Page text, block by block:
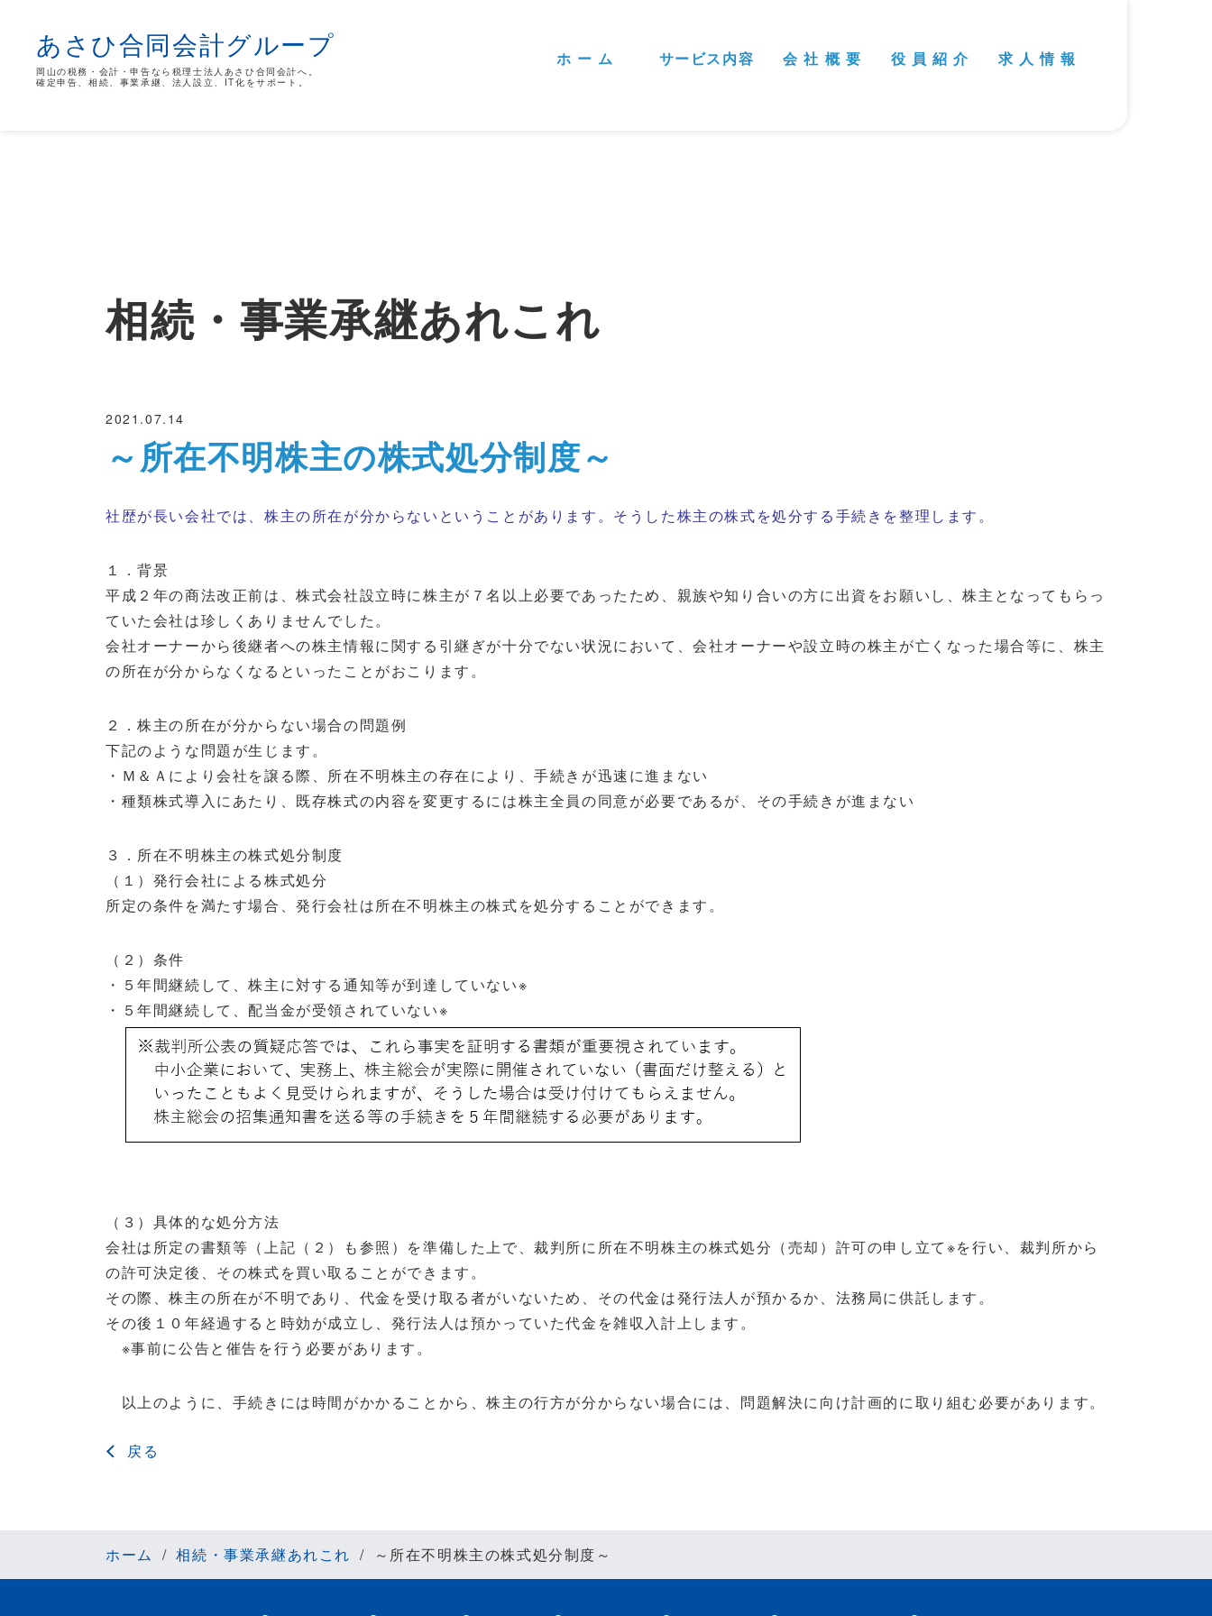
あさひ合同会計グループ
岡山の税務・会計・申告なら税理士法人あさひ合同会計へ。
確定申告、相続、事業承継、法人設立、IT化をサポート。
ホ ー ム サービス内容 会 社 概 要 役 員 紹 介 求 人 情 報
相続・事業承継あれこれ
2021.07.14
～所在不明株主の株式処分制度～
社歴が長い会社では、株主の所在が分からないということがあります。そうした株主の株式を処分する手続きを整理します。
１．背景
平成２年の商法改正前は、株式会社設立時に株主が７名以上必要であったため、 親族や知り合いの方に出資をお願いし、株主となってもらっ
ていた会社は珍しくありませんでした。
会社オーナーから後継者への株主情報に関する引継ぎが十分でない状況において、会社オーナーや設立時の株主が亡くなった場合等に、株主
の所在が分からなくなるといったことがおこります。
２．株主の所在が分からない場合の問題例
下記のような問題が生じます。
・Ｍ＆Ａにより会社を譲る際、所在不明株主の存在により、手続きが迅速に進まない
・種類株式導入にあたり、既存株式の内容を変更するには株主全員の同意が必要であるが、 その手続きが進まない
３． 所在不明株主の株式処分制度
（１） 発行会社による株式処分
所定の条件を満たす場合、発行会社は所在不明株主の株式を処分することができます。
（２） 条件
・５年間継続して、株主に対する通知等が到達していない※
・５年間継続して、配当金が受領されていない※
（３） 具体的な処分方法
会社は所定の書類等（上記（２）も参照）を準備した上で、裁判所に所在不明株主の株式処分（売却）許可の申し立て※を行い、裁判所から
の許可決定後、その株式を買い取ることができます。
その際、株主の所在が不明であり、代金を受け取る者がいないため、その代金は発行法人が預かるか、法務局に供託します。
その後１０年経過すると時効が成立し、発行法人は預かっていた代金を雑収入計上します。
※事前に公告と催告を行う必要があります。
以上のように、手続きには時間がかかることから、株主の行方が分からない場合には、 問題解決に向け計画的に取り組む必要があります。
戻る
ホーム 相続・事業承継あれこれ ～所在不明株主の株式処分制度～